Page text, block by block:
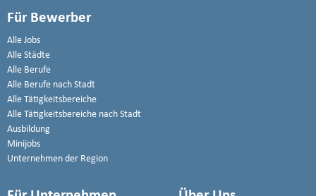
Für Bewerber
Alle Jobs
Alle Städte
Alle Berufe
Alle Berufe nach Stadt
Alle Tätigkeitsbereiche
Alle Tätigkeitsbereiche nach Stadt
Ausbildung
Minijobs
Unternehmen der Region